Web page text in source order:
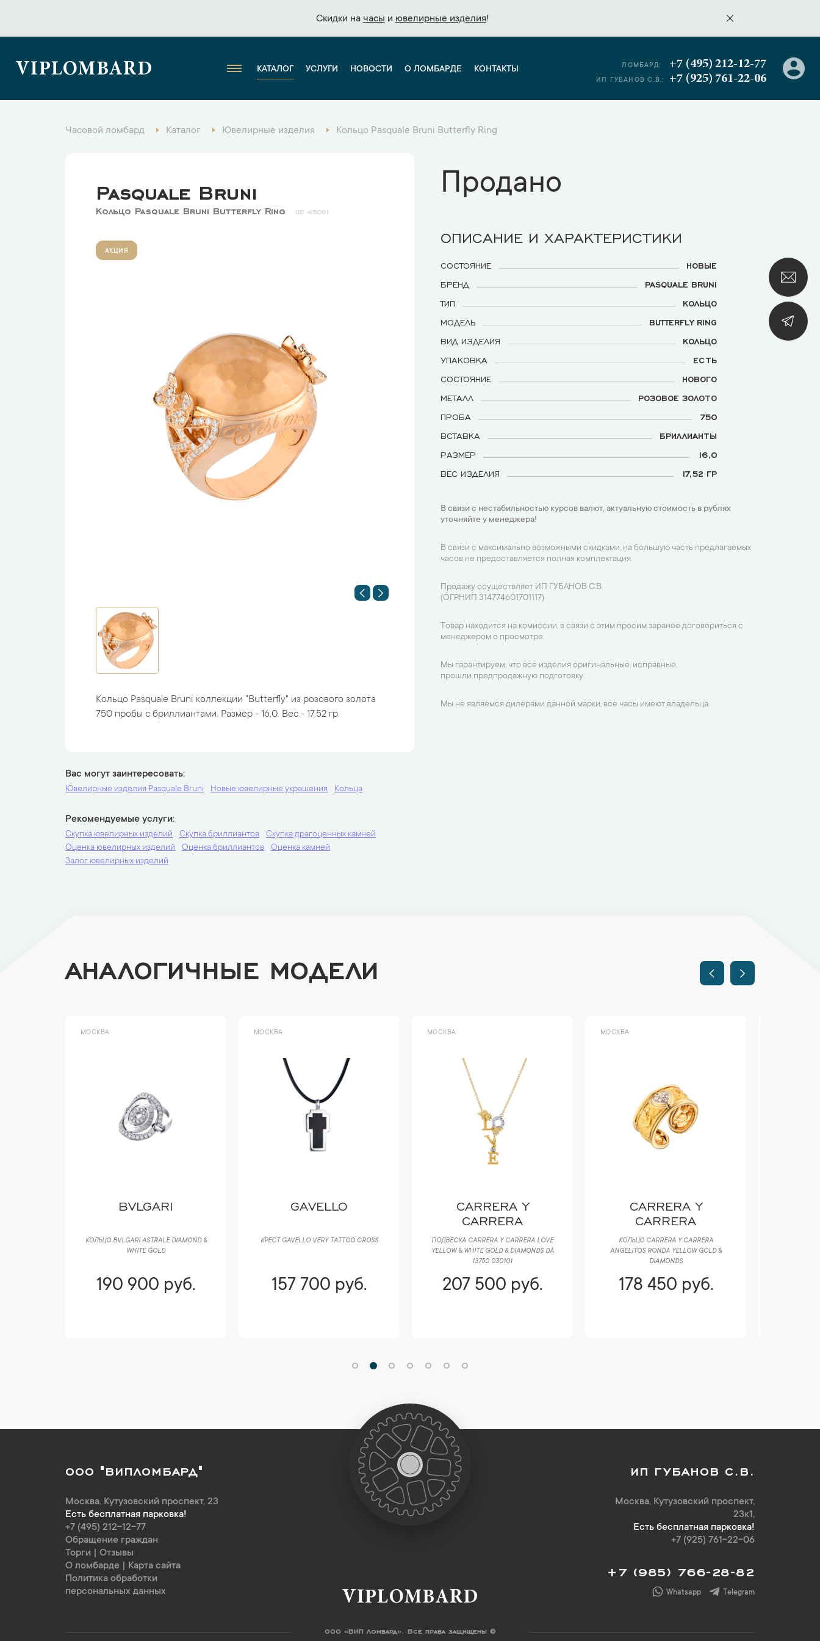
Скидки на часы и ювелирные изделия!
Скидки на часы и ювелирные изделия!
VIPLOMBARD КАТАЛОГ УСЛУГИ НОВОСТИ О ЛОМБАРДЕ КОНТАКТЫ ЛОМБАРД: +7 (495) 212-12-77
ИП ГУБАНОВ С.В.: +7 (925) 761-22-06
Часовой ломбард Каталог Ювелирные изделия Кольцо Pasquale Bruni Butterfly Ring
Pasquale Bruni
Кольцо Pasquale Bruni Butterfly Ring 4506
АКЦИЯ
Кольцо Pasquale Bruni коллекции "Butterfly" из розового золота
750 пробы с бриллиантами. Размер - 16,0. Вес - 17,52 гр.
Вас могут заинтересовать
Ювелирные изделия Pasquale Bruni Новые ювелирные украшения Кольца
Рекомендуемые услуги
Скупка ювелирных изделий Скупка бриллиантов
Скупка драгоценных камней
Оценка ювелирных изделий
Оценка бриллиантов
Оценка камней
Залог ювелирных изделий
Продано
ОПИСАНИЕ И ХАРАКТЕРИСТИКИ
СОСТОЯНИЕ
НОВЫЕ
БРЕНД
PASQUALE BRUNI
ТИП
КОЛЬЦО
МОДЕЛЬ
BUTTERFLY RING
ВИД ИЗДЕЛИЯ
КОЛЬЦО
УПАКОВКА
ЕСТЬ
СОСТОЯНИЕ
НОВОГО
МЕТАЛЛ
РОЗОВОЕ ЗОЛОТО
ПРОБА
750
ВСТАВКА
БРИЛЛИАНТЫ
РАЗМЕР
16,0
ВЕС ИЗДЕЛИЯ
17,52 ГР
В связи с нестабильностью курсов валют, актуальную стоимость в рублях
уточняйте у менеджера!
В связи с максимально возможными скидками, на большую часть предлагаемых
часов не предоставляется полная комплектация.
Продажу осуществляет ИП ГУБАНОВ С.В.
(ОГРНИП 314774601701117)
Товар находится на комиссии, в связи с этим просим заранее договориться с
менеджером о просмотре.
Мы гарантируем, что все изделия оригинальные, исправные,
прошли предпродажную подготовку.
Мы не являемся дилерами данной марки, все часы имеют владельца.
АНАЛОГИЧНЫЕ МОДЕЛИ
МОСКВА
BVLGARI
КОЛЬЦО BVLGARI ASTRALE DIAMOND &
WHITE GOLD
190 900 руб.
МОСКВА
GAVELLO
КРЕСТ GAVELLO VERY TATTOO CROSS
157 700 руб.
МОСКВА
CARRERA Y
CARRERA
ПОДВЕСКА CARRERA Y CARRERA LOVE
YELLOW & WHITE GOLD & DIAMONDS DA
13750 030101
207 500 руб.
МОСКВА
CARRERA Y
CARRERA
КОЛЬЦО CARRERA Y CARRERA
ANGELITOS RONDA YELLOW GOLD &
DIAMONDS
178 450 руб.
ООО "ВИПЛОМБАРД"
Москва, Кутузовский проспект, 23
Есть бесплатная парковка!
+7 (495) 212-12-77
Обращение граждан
Торги
Отзывы
О ломбарде
Карта сайта
Политика обработки
персональных данных
ИП ГУБАНОВ С.В.
Москва, Кутузовский проспект,
23к1,
Есть бесплатная парковка!
+7 (925) 761-22-06
+7 (985) 766-28-82
Whatsapp Telegram
VIPLOMBARD
ООО «ВИП Ломбард». Все права защищены ©